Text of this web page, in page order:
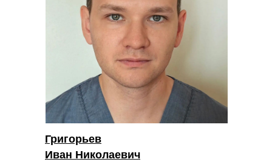
Григорьев
Иван Николаевич